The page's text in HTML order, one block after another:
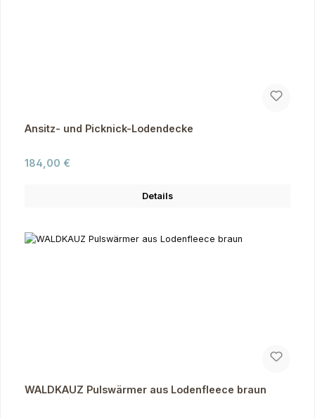
Ansitz- und Picknick-Lodendecke
Regulärer Preis:
184,00 €
Details
WALDKAUZ Pulswärmer aus Lodenfleece braun